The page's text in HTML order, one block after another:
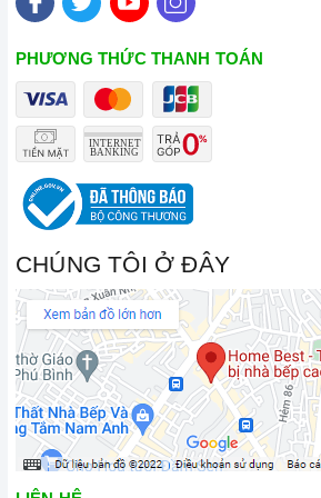
chữa thiết bị nhà bếp cao cấp
THÔNG SỐ KỸ THUẬT
Mã sản phẩm
Xuất xứ
Bảo hành 3 năm
Chất liệu Thép không gỉ
Điều khiển Cảm ứng
Công suất rửa 14 bộ
PHƯƠNG THỨC THANH TOÁN
CHÚNG TÔI Ở ĐÂY